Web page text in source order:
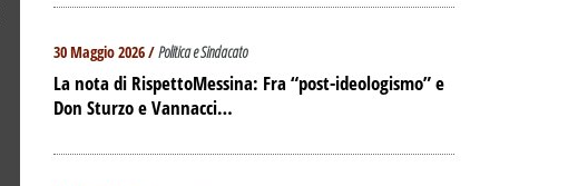
30 Maggio 2026 /Politica e Sindacato
La nota di RispettoMessina: Fra “post-ideologismo” e
Don Sturzo e Vannacci…